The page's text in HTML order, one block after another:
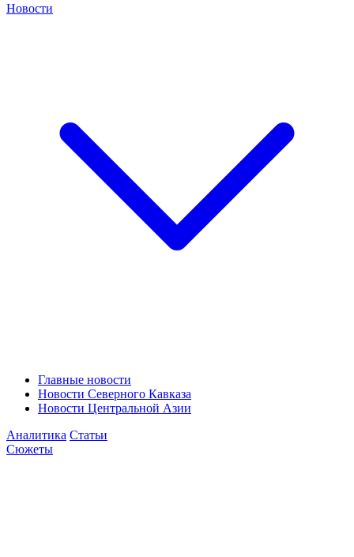
Новости
Главные новости
Новости Северного Кавказа
Новости Центральной Азии
Аналитика Статьи
Сюжеты